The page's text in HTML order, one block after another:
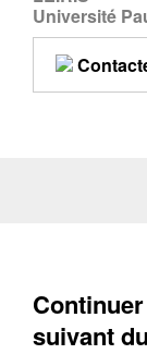
Université
suivant